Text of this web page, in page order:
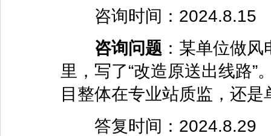
咨询时间：2024.8.15
咨询问题 ：某单位做
里，写了“改造原送出线路
目整体在专业站质监，还
答复时间：2024.8.29